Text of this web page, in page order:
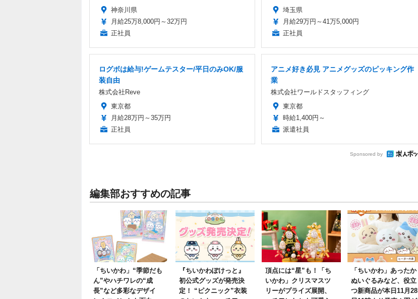
神奈川県
月給25万8,000円～32万円
正社員
埼玉県
月給29万円～41万5,000円
正社員
ログボは給与!ゲームテスター/平日のみOK/服
装自由
株式会社Reve
東京都
月給28万円～35万円
正社員
アニメ好き必見 アニメグッズのピッキング作
業
株式会社ワールドスタッフィング
東京都
時給1,400円～
派遣社員
Sponsored by
編集部おすすめの記事
「ちいかわ」“季節だも
ん”やハチワレの“成
長”など多彩なデザイ
『ちいかわぽけっと』
初公式グッズが発売決
定！ “ピクニック”衣装
頂点には“星”も！「ち
いかわ」クリスマスツ
リーがプライズ展開、
「ちいかわ」あったか
ぬいぐるみなど、役立
つ新商品が本日11月28